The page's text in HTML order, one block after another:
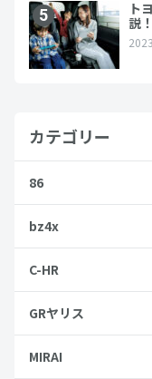
カテゴリー
86
bz4x
C-HR
GRヤリス
MIRAI